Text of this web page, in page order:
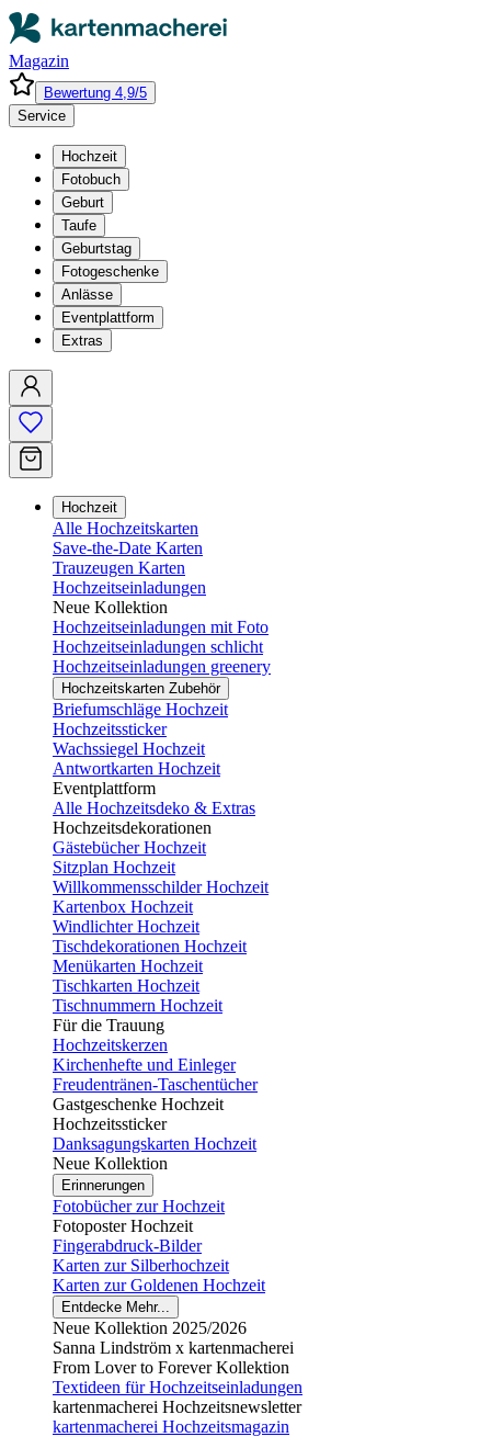
Magazin
Bewertung 4,9/5
Service
Hochzeit
Fotobuch
Geburt
Taufe
Geburtstag
Fotogeschenke
Anlässe
Eventplattform
Extras
Hochzeit
Alle Hochzeitskarten
Save-the-Date Karten
Trauzeugen Karten
Hochzeitseinladungen
Neue Kollektion
Hochzeitseinladungen mit Foto
Hochzeitseinladungen schlicht
Hochzeitseinladungen greenery
Hochzeitskarten Zubehör
Briefumschläge Hochzeit
Hochzeitssticker
Wachssiegel Hochzeit
Antwortkarten Hochzeit
Eventplattform
Alle Hochzeitsdeko & Extras
Hochzeitsdekorationen
Gästebücher Hochzeit
Sitzplan Hochzeit
Willkommensschilder Hochzeit
Kartenbox Hochzeit
Windlichter Hochzeit
Tischdekorationen Hochzeit
Menükarten Hochzeit
Tischkarten Hochzeit
Tischnummern Hochzeit
Für die Trauung
Hochzeitskerzen
Kirchenhefte und Einleger
Freudentränen-Taschentücher
Gastgeschenke Hochzeit
Hochzeitssticker
Danksagungskarten Hochzeit
Neue Kollektion
Erinnerungen
Fotobücher zur Hochzeit
Fotoposter Hochzeit
Fingerabdruck-Bilder
Karten zur Silberhochzeit
Karten zur Goldenen Hochzeit
Entdecke Mehr...
Neue Kollektion 2025/2026
Sanna Lindström x kartenmacherei
From Lover to Forever Kollektion
Textideen für Hochzeitseinladungen
kartenmacherei Hochzeitsnewsletter
kartenmacherei Hochzeitsmagazin